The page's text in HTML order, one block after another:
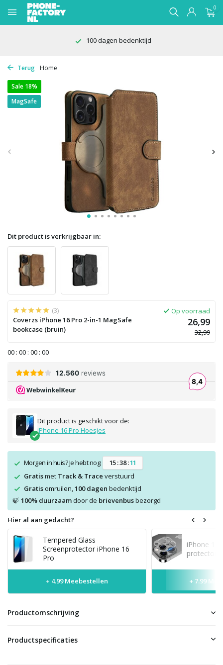
0
100 dagen bedenktijd
Terug Home
Sale 18%
MagSafe
Dit product is verkrijgbaar in:
(3)
Coverzs iPhone 16 Pro 2-in-1 MagSafe
bookcase (bruin)
Op voorraad
26,99
32,99
00 : 00 : 00 : 00
Dit product is geschikt voor de:
iPhone 16 Pro Hoesjes
Morgen in huis? Je hebt nog: 15:38:11
Gratismet Track & Trace verstuurd
Gratisomruilen, 100 dagen bedenktijd
🍃 100% duurzaamdoor de brievenbusbezorgd
Hier al aan gedacht?
Tempered Glass
Screenprotector iPhone 16
Pro
+ 4.99 Meebestellen
iPhone 16
protector
+ 7.99
Productomschrijving
Productspecificaties